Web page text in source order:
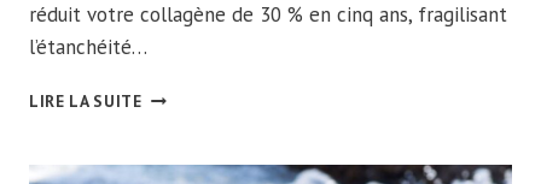
réduit votre collagène de 30 % en cinq ans, fragilisant
l’étanchéité…
LIRE LA SUITEHYDRATATION
PEAU